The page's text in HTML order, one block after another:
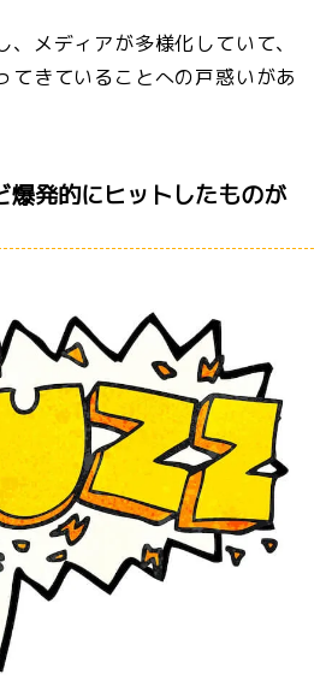
、メディアが多様化していて、
てきていることへの戸惑いがあ
爆発的にヒットしたものが